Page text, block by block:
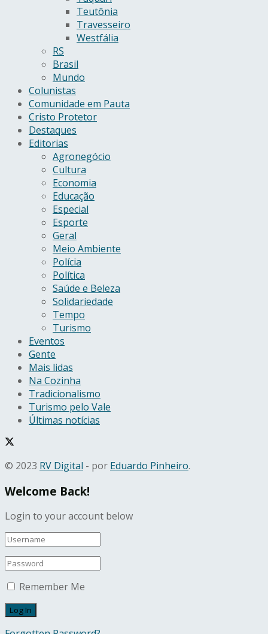
Teutônia
Travesseiro
Westfália
RS
Brasil
Mundo
Colunistas
Comunidade em Pauta
Cristo Protetor
Destaques
Editorias
Agronegócio
Cultura
Economia
Educação
Especial
Esporte
Geral
Meio Ambiente
Polícia
Política
Saúde e Beleza
Solidariedade
Tempo
Turismo
Eventos
Gente
Mais lidas
Na Cozinha
Tradicionalismo
Turismo pelo Vale
Últimas notícias
© 2023 RV Digital - por Eduardo Pinheiro.
Welcome Back!
Login to your account below
Remember Me